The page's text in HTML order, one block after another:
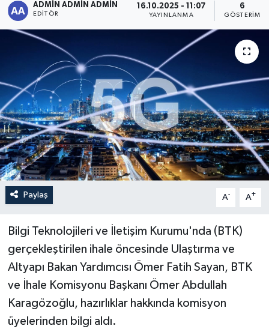
ADMİN ADMİN ADMİN
EDITÖR
16.10.2025 - 11:07
YAYINLANMA
6
GÖSTERIM
Paylaş A- A+
Bilgi Teknolojileri ve İletişim Kurumu'nda (BTK)
gerçekleştirilen ihale öncesinde Ulaştırma ve
Altyapı Bakan Yardımcısı Ömer Fatih Sayan, BTK
ve İhale Komisyonu Başkanı Ömer Abdullah
Karagözoğlu, hazırlıklar hakkında komisyon
üyelerinden bilgi aldı.
Magazin
Sağlık
Siyaset
Spor
Türkiye